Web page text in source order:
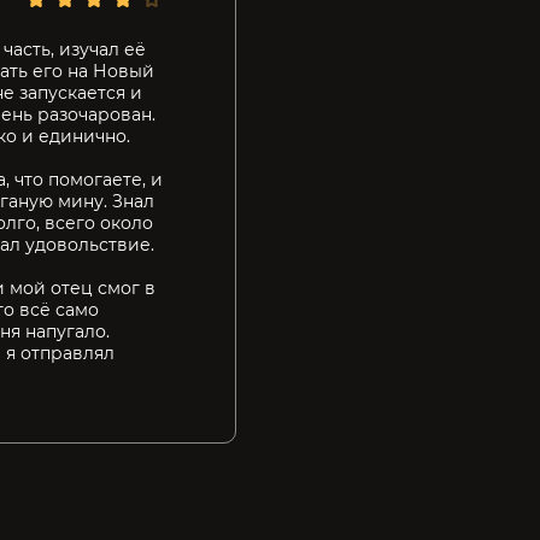
изучал её
его на Новый
запускается и
разочарован.
и единично.
что помогаете, и
мину. Знал
всего около
удовольствие.
мой отец смог в
всё само
напугало.
отправлял